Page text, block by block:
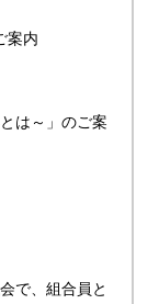
案内
は～」のご案
で、組合員と